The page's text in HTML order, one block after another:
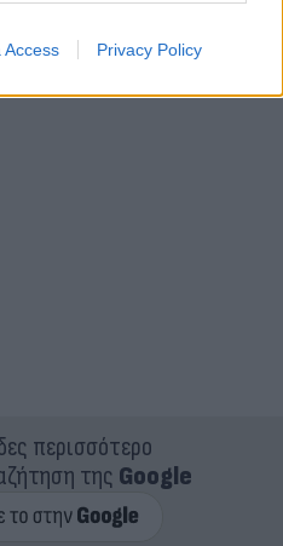
Access Privacy Policy
περισσότερο
της Google